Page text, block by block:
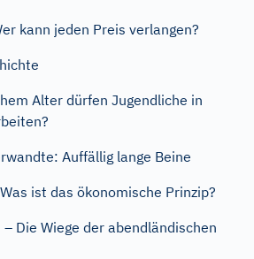
kann jeden Preis verlangen?
Alter dürfen Jugendliche in
Auffällig lange Beine
ist das ökonomische Prinzip?
Die Wiege der abendländischen